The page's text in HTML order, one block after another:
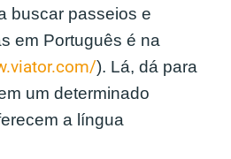
buscar passeios e
em Português é na
). Lá, dá para
um determinado
a língua